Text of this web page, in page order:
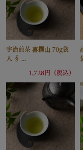
宇治煎茶 喜撰山 70g袋
入 § ...
1,728円（税込）